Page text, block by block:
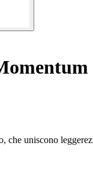
uniscono